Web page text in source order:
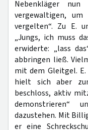
Nebenkläger
vergewaltigen,
vergelten“. Zu E.
„Jungs, ich muss
erwiderte: „lass
abbringen ließ.
mit dem Gleitgel. E.
hielt sich aber
beschloss, aktiv
demonstrieren“
dazustehen. Mit
er eine